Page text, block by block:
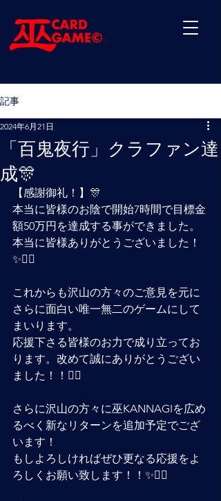
記事
「百鬼夜行」クラファン達
成🎊
2024年6月21日
【感謝御礼！】🎊
本当に皆様のお陰で開始7時間で目標金
額50万円を達成する事ができました。
本当に皆様ありがとうございました！
✨🙇‍♂️
これからも沢山の方々のご意見を元に
さらに面白い唯一無二のゲームにして
まいります。
応援下さる皆様のお力で成り立ってお
ります。改めて誠にありがとうござい
ました！！🙇‍♂️
さらに沢山の方々に巫KANNAGIを広め
るべく新なリターンを追加予定でござ
います！
もしよろしければぜひ更なる応援をよ
ろしくお願い致します！！✨🙇‍♂️